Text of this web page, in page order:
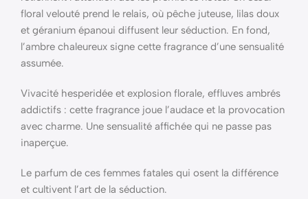
floral velouté prend le relais, où pêche juteuse, lilas doux
et géranium épanoui diffusent leur séduction. En fond,
l’ambre chaleureux signe cette fragrance d’une sensualité
assumée.
Vivacité hesperidée et explosion florale, effluves ambrés
addictifs : cette fragrance joue l’audace et la provocation
avec charme. Une sensualité affichée qui ne passe pas
inaperçue.
Le parfum de ces femmes fatales qui osent la différence
et cultivent l’art de la séduction.